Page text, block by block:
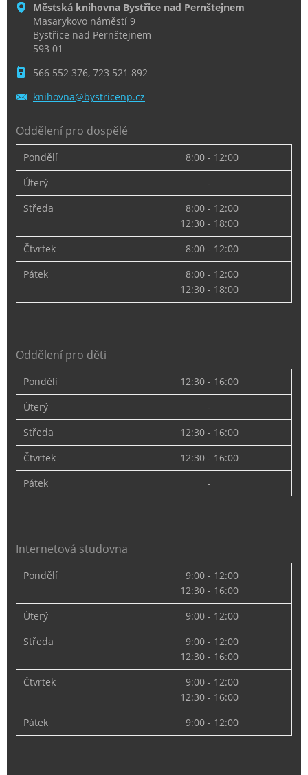
Městská knihovna Bystřice nad Pernštejnem
Masarykovo náměstí 9
Bystřice nad Pernštejnem
593 01
566 552 376, 723 521 892
knihovna@bystricenp.cz
Oddělení pro dospělé
Pondělí
8:00 - 12:00
Úterý
-
Středa
8:00 - 12:00
12:30 - 18:00
Čtvrtek
8:00 - 12:00
Pátek
8:00 - 12:00
12:30 - 18:00
Oddělení pro děti
Pondělí
12:30 - 16:00
Úterý
-
Středa
12:30 - 16:00
Čtvrtek
12:30 - 16:00
Pátek
-
Internetová studovna
Pondělí
9:00 - 12:00
12:30 - 16:00
Úterý
9:00 - 12:00
Středa
9:00 - 12:00
12:30 - 16:00
Čtvrtek
9:00 - 12:00
12:30 - 16:00
Pátek
9:00 - 12:00